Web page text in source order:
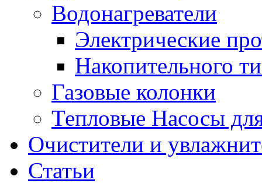
Водонагреватели
Электрические
Накопительного
Газовые колонки
Тепловые Насосы
Очистители и
Статьи